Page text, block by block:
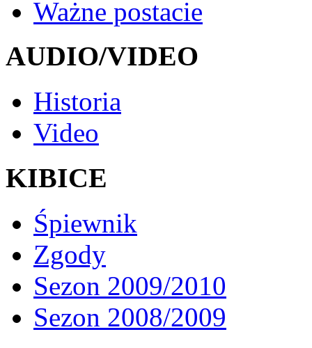
Ważne postacie
AUDIO/VIDEO
Historia
Video
KIBICE
Śpiewnik
Zgody
Sezon 2009/2010
Sezon 2008/2009